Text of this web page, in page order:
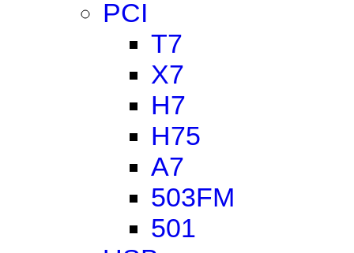
PCI
T7
X7
H7
H75
A7
503FM
501